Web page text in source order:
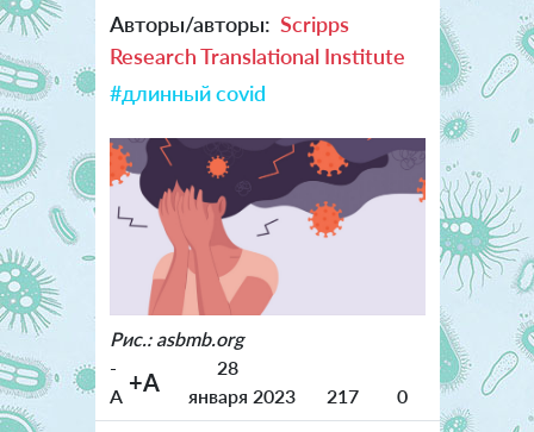
Авторы/авторы: Scripps
Research Translational Institute
#длинный covid
Рис.: asbmb.org
-
A +A
28
января 2023
217 0